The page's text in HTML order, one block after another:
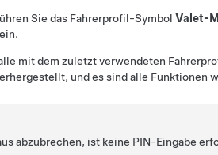
Sie das Fahrerprofil-Symbol Valet-
mit dem zuletzt verwendeten
und es sind alle Funktionen
abzubrechen, ist keine PIN-Eingabe